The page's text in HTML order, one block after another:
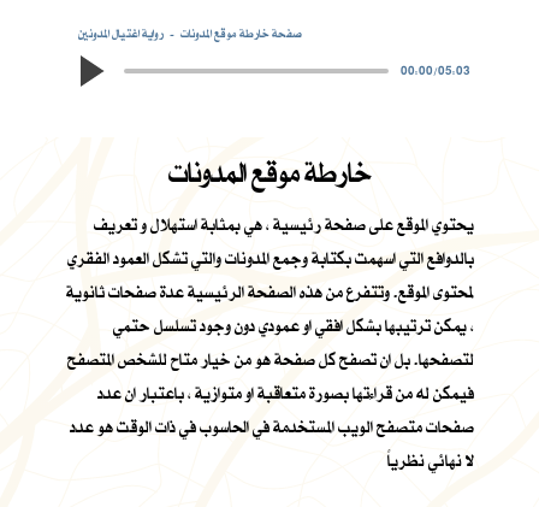
رواية اغتيال المدونين
صفحة خارطة موقع المدونات
00:00/05:03
خارطة موقع المدونات
يحتوي الموقع على صفحة رئيسية ، هي بمثابة استهلال و تعريف
بالدوافع التي اسهمت بكتابة وجمع المدونات والتي تشكل العمود الفقري
لمحتوى الموقع. وتتفرع من هذه الصفحة الرئيسية عدة صفحات ثانوية
، يمكن ترتيبها بشكل افقي او عمودي دون وجود تسلسل حتمي
لتصفحها. بل ان تصفح كل صفحة هو من خيار متاح للشخص المتصفح
فيمكن له من قراءتها بصورة متعاقبة او متوازية ، باعتبار ان عدد
صفحات متصفح الويب المستخدمة في الحاسوب في ذات الوقت هو عدد
لا نهائي نظرياً